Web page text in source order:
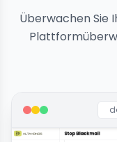
Überwachen Sie